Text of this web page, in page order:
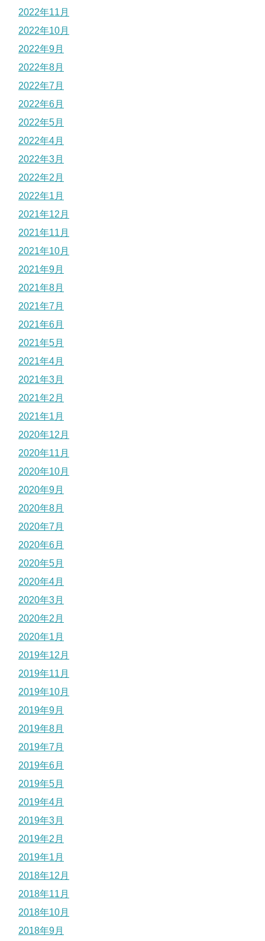
2022年11月
2022年10月
2022年9月
2022年8月
2022年7月
2022年6月
2022年5月
2022年4月
2022年3月
2022年2月
2022年1月
2021年12月
2021年11月
2021年10月
2021年9月
2021年8月
2021年7月
2021年6月
2021年5月
2021年4月
2021年3月
2021年2月
2021年1月
2020年12月
2020年11月
2020年10月
2020年9月
2020年8月
2020年7月
2020年6月
2020年5月
2020年4月
2020年3月
2020年2月
2020年1月
2019年12月
2019年11月
2019年10月
2019年9月
2019年8月
2019年7月
2019年6月
2019年5月
2019年4月
2019年3月
2019年2月
2019年1月
2018年12月
2018年11月
2018年10月
2018年9月